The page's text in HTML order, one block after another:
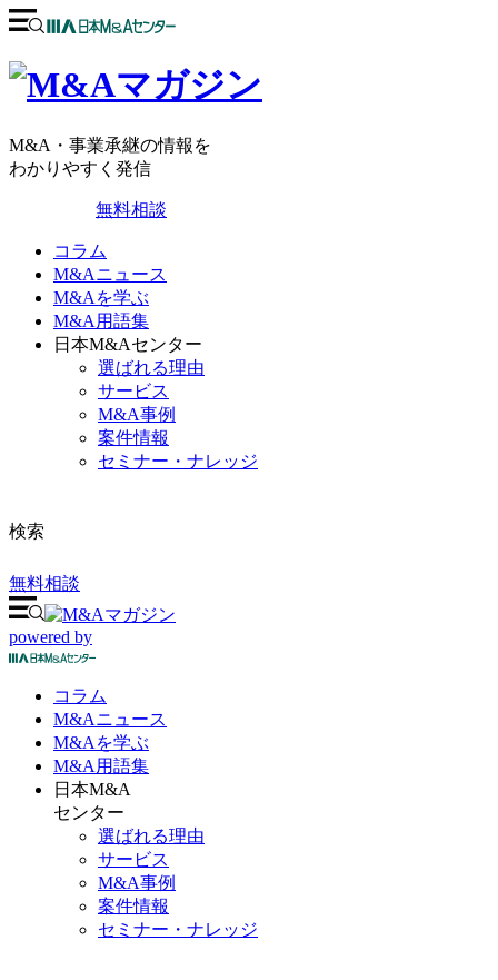
M&A・事業承継の情報を
わかりやすく発信
無料相談
コラム
M&Aニュース
M&Aを学ぶ
M&A用語集
日本M&Aセンター
選ばれる理由
サービス
M&A事例
案件情報
セミナー・ナレッジ
検索
無料相談
powered by
コラム
M&Aニュース
M&Aを学ぶ
M&A 用語集
日本M&A
センター
選ばれる理由
サービス
M&A事例
案件情報
セミナー・ナレッジ